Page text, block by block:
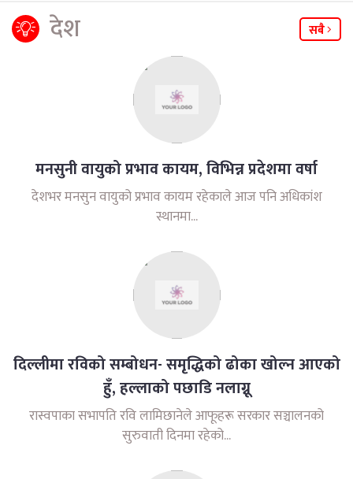
देश सबै
मनसुनी वायुको प्रभाव कायम, विभिन्न प्रदेशमा वर्षा
देशभर मनसुन वायुको प्रभाव कायम रहेकाले आज पनि अधिकांश
स्थानमा...
दिल्लीमा रविको सम्बोधन- समृद्धिको ढोका खोल्न आएको
हुँ, हल्लाको पछाडि नलाग्नू
रास्वपाका सभापति रवि लामिछानेले आफूहरू सरकार सञ्चालनको
सुरुवाती दिनमा रहेको...